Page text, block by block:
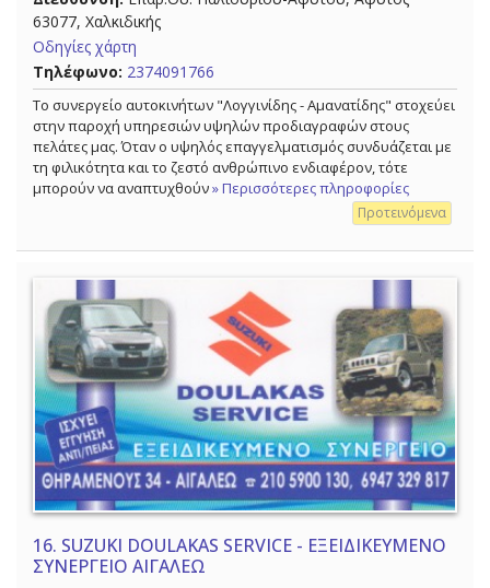
63077, Χαλκιδικής
Οδηγίες χάρτη
Τηλέφωνο: 2374091766
Το συνεργείο αυτοκινήτων "Λογγινίδης - Αμανατίδης" στοχεύει
στην παροχή υπηρεσιών υψηλών προδιαγραφών στους
πελάτες μας. Όταν ο υψηλός επαγγελματισμός συνδυάζεται με
τη φιλικότητα και το ζεστό ανθρώπινο ενδιαφέρον, τότε
μπορούν να αναπτυχθούν» Περισσότερες πληροφορίες
Προτεινόμενα
16. SUZUKI DOULAKAS SERVICE - ΕΞΕΙΔΙΚΕΥΜΕΝΟ
ΣΥΝΕΡΓΕΙΟ ΑΙΓΑΛΕΩ